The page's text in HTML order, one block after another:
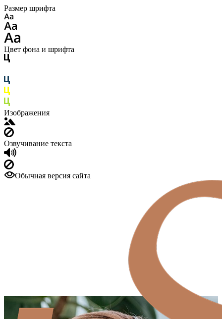
Размер шрифта
Цвет фона и шрифта
Изображения
Озвучивание текста
Обычная версия сайта